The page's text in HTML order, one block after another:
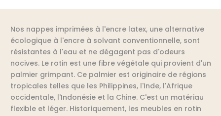
Nos nappes imprimées à l'encre latex, une alternative
écologique à l'encre à solvant conventionnelle, sont
résistantes à l'eau et ne dégagent pas d'odeurs
nocives. Le rotin est une fibre végétale qui provient d'un
palmier grimpant. Ce palmier est originaire de régions
tropicales telles que les Philippines, l'Inde, l'Afrique
occidentale, l'Indonésie et la Chine. C'est un matériau
flexible et léger. Historiquement, les meubles en rotin